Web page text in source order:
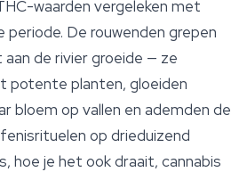
waarden vergeleken met
periode. De rouwenden grepen
de rivier groeide — ze
potente planten, gloeiden
bloem op vallen en ademden de
op drieduizend
hoe je het ook draait, cannabis